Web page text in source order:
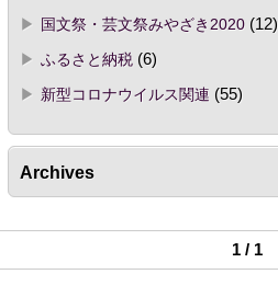
国文祭・芸文祭みやざき2020(12)
ふるさと納税(6)
新型コロナウイルス関連 (55)
Archives
1 / 1